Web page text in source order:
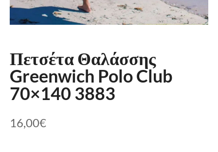
Πετσέτα Θαλάσσης
Greenwich Polo Club
70×140 3883
16,00€